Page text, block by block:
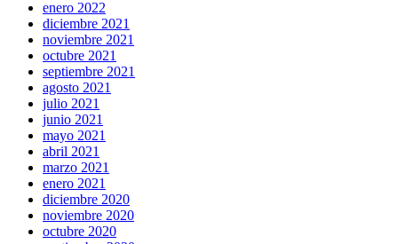
enero 2022
diciembre 2021
noviembre 2021
octubre 2021
septiembre 2021
agosto 2021
julio 2021
junio 2021
mayo 2021
abril 2021
marzo 2021
enero 2021
diciembre 2020
noviembre 2020
octubre 2020